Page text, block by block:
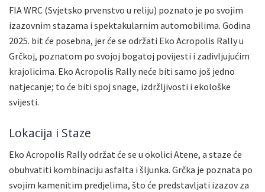
FIA WRC (Svjetsko prvenstvo u reliju) poznato je po svojim
izazovnim stazama i spektakularnim automobilima. Godina
2025. bit će posebna, jer će se održati Eko Acropolis Rally u
Grčkoj, poznatom po svojoj bogatoj povijesti i zadivljujućim
krajolicima. Eko Acropolis Rally neće biti samo još jedno
natjecanje; to će biti spoj snage, izdržljivosti i ekološke
svijesti.
Lokacija i Staze
Eko Acropolis Rally održat će se u okolici Atene, a staze će
obuhvatiti kombinaciju asfalta i šljunka. Grčka je poznata po
svojim kamenitim predjelima, što će predstavljati izazov za